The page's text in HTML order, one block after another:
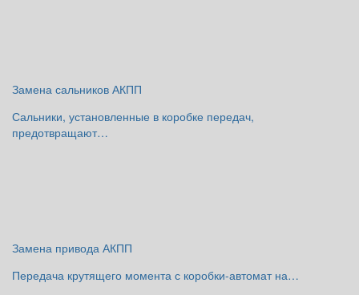
Замена сальников АКПП
Сальники, установленные в коробке передач,
предотвращают…
Замена привода АКПП
Передача крутящего момента с коробки-автомат на…